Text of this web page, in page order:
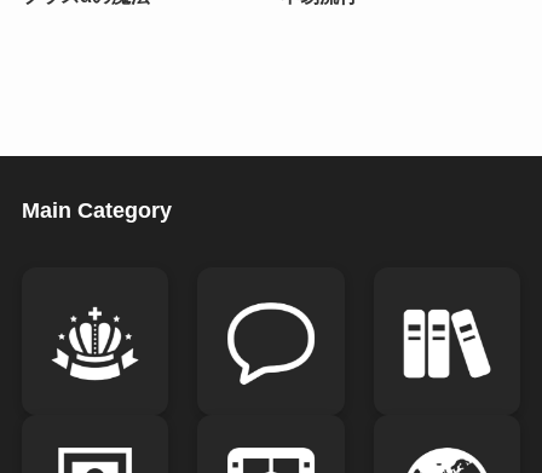
Main Category